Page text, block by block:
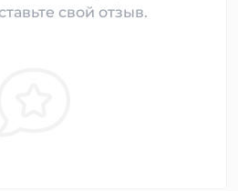
свой отзыв.